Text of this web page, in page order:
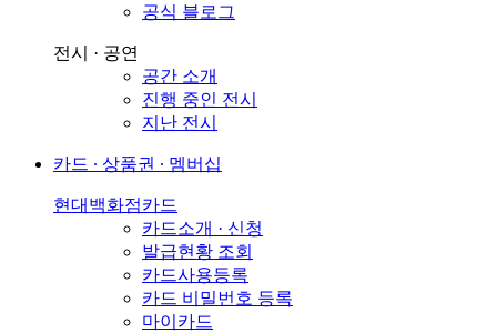
공식 블로그
전시 · 공연
공간 소개
진행 중인 전시
지난 전시
카드 ∙ 상품권 ∙ 멤버십
현대백화점카드
카드소개 · 신청
발급현황 조회
카드사용등록
카드 비밀번호 등록
마이카드